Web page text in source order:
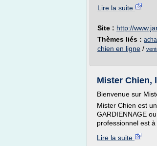
Lire la suite
Site : http://
Thèmes liés :
chien en ligne /
Mister Chien,
Bienvenue sur
Mister Chien est
GARDIENNAGE
professionnel est à
Lire la suite